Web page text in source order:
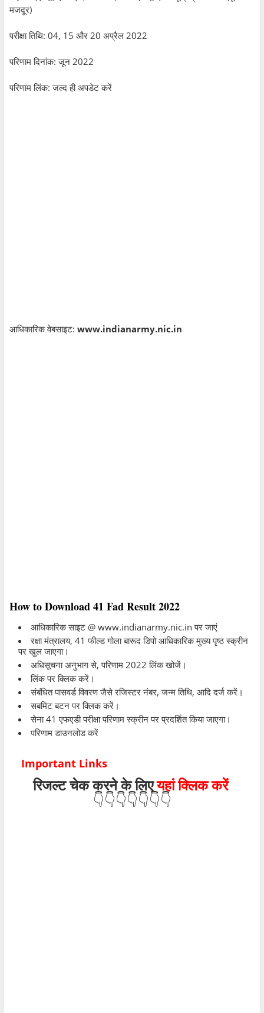
मजदूर)
परीक्षा तिथि: 04, 15 और 20 अप्रैल 2022
परिणाम दिनांक: जून 2022
परिणाम लिंक: जल्द ही अपडेट करें
आधिकारिक वेबसाइट: www.indianarmy.nic.in
How to Download 41 Fad Result 2022
आधिकारिक साइट @ www.indianarmy.nic.in पर जाएं
रक्षा मंत्रालय, 41 फील्ड गोला बारूद डिपो आधिकारिक मुख्य पृष्ठ स्क्रीन
पर खुल जाएगा।
अधिसूचना अनुभाग से, परिणाम 2022 लिंक खोजें।
लिंक पर क्लिक करें।
संबंधित पासवर्ड विवरण जैसे रजिस्टर नंबर, जन्म तिथि, आदि दर्ज करें।
सबमिट बटन पर क्लिक करें।
सेना 41 एफएडी परीक्षा परिणाम स्क्रीन पर प्रदर्शित किया जाएगा।
परिणाम डाउनलोड करें
Important Links
रिजल्ट चेक करने के लिएयहां क्लिक करें
👇👇👇👇👇👇👇